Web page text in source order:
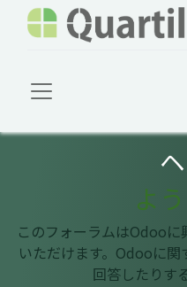
よ
このフォーラムはOdoo
いただけます。Odooに
回答したりす